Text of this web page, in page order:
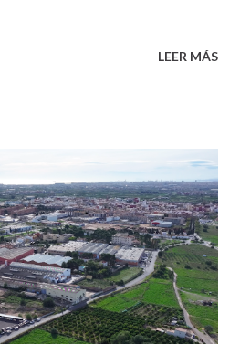
LEER MÁS